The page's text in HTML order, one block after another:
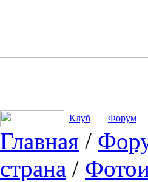
Клуб Форум
Главная /
страна /